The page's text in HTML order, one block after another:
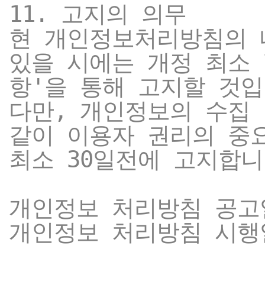
11. 고지의 의무
현 개인정보처리방침
있을 시에는 개정 최소
항'을 통해 고지할 것
다만, 개인정보의 수
같이 이용자 권리의 중
최소 30일전에 고지합
개인정보 처리방침 공
개인정보 처리방침 시